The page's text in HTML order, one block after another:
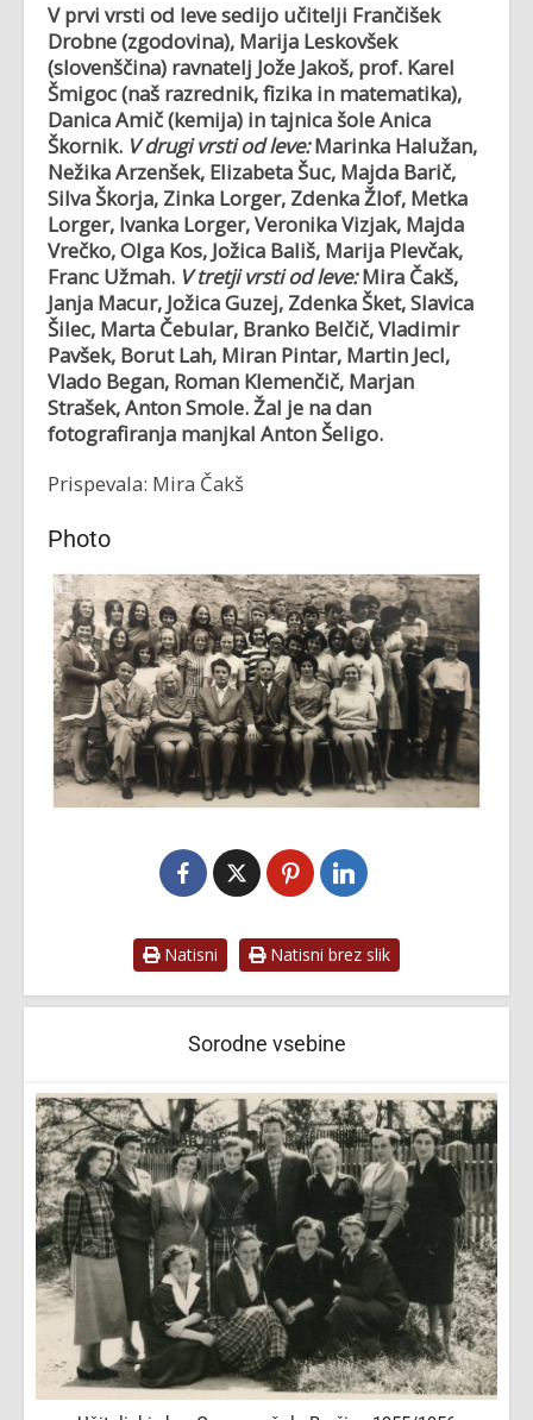
V prvi vrsti od leve sedijo učitelji Frančišek
Drobne (zgodovina), Marija Leskovšek
(slovenščina) ravnatelj Jože Jakoš, prof. Karel
Šmigoc (naš razrednik, fizika in matematika),
Danica Amič (kemija) in tajnica šole Anica
Škornik. V drugi vrsti od leve:Marinka Halužan,
Nežika Arzenšek, Elizabeta Šuc, Majda Barič,
Silva Škorja, Zinka Lorger, Zdenka Žlof, Metka
Lorger, Ivanka Lorger, Veronika Vizjak, Majda
Vrečko, Olga Kos, Jožica Bališ, Marija Plevčak,
Franc Užmah. V tretji vrsti od leve:Mira Čakš,
Janja Macur, Jožica Guzej, Zdenka Šket, Slavica
Šilec, Marta Čebular, Branko Belčič, Vladimir
Pavšek, Borut Lah, Miran Pintar, Martin Jecl,
Vlado Began, Roman Klemenčič, Marjan
Strašek, Anton Smole. Žal je na dan
fotografiranja manjkal Anton Šeligo.
Prispevala: Mira Čakš
Photo
Natisni Natisni brez slik
Sorodne vsebine